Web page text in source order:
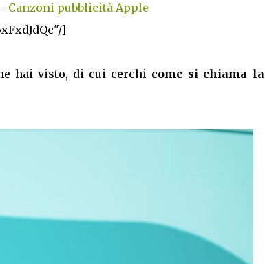
- Canzoni pubblicità Apple
]
hai visto, di cui cerchi come si chiama la